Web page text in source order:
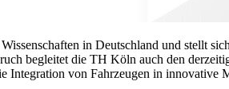
in Deutschland und stellt
begleitet die TH Köln auch den
von Fahrzeugen in